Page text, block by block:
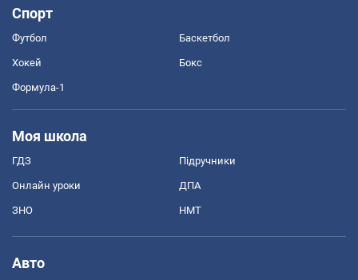
Спорт
Футбол Баскетбол
Хокей Бокс
Формула-1
Моя школа
ГДЗ Підручники
Онлайн уроки ДПА
ЗНО НМТ
Авто